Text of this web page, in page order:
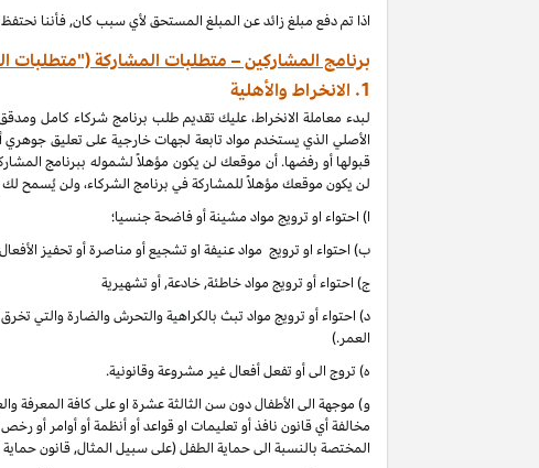
اذا تم دفع مبلغ زائد عن المبلغ المستحق لأي سبب كان, فأننا
برنامج المشاركين – متطلبات المشاركة ("متطلبات
1. الانخراط والأهلية
لبدء معاملة الانخراط، عليك تقديم طلب برنامج شركاء كامل
الأصلي الذي يستخدم مواد تابعة لجهات خارجية على تعليق
قبولها أو رفضها. أن موقعك لن يكون مؤهلاً لشموله ببرنامج
لن يكون موقعك مؤهلاً للمشاركة في برنامج الشركاء، ولن يُسمح لك
ا) احتواء او ترويج مواد مشينة أو فاضحة جنسيا؛
ب) احتواء او ترويج مواد عنيفة او تشجيع أو مناصرة أو تحفيز
ج) احتواء أو ترويج مواد خاطئة, خادعة, أو تشهيرية
د) احتواء أو ترويج مواد تبث بالكراهية والتحرش والضارة والتي
العمر.)
ه) تروج الى أو تفعل أفعال غير مشروعة وقانونية.
و) موجهة الى الأطفال دون سن الثالثة عشرة او على كافة
مخالفة أي قانون نافذ أو تعليمات او قواعد أو أنظمة أو أوامر أو
المختصة بالنسبة الى حماية الطفل (على سبيل المثال, قانون